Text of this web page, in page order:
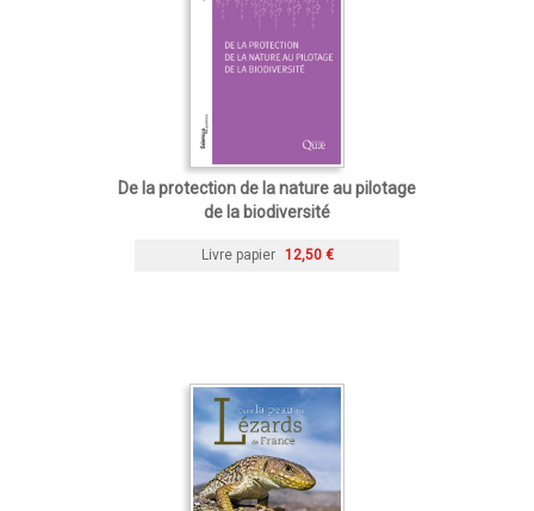
De la protection de la nature au pilotage
de la biodiversité
Livre papier 12,50 €